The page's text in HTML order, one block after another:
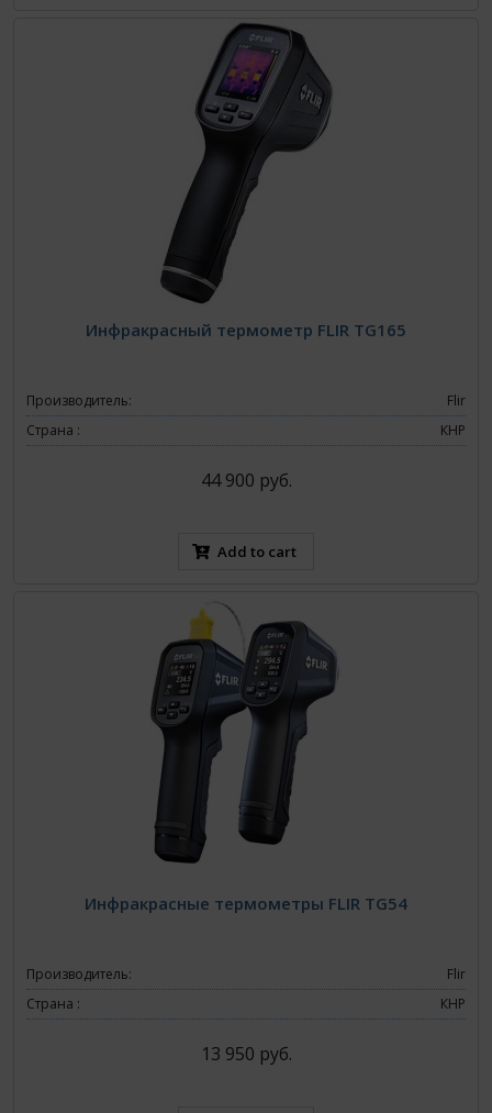
Инфракрасный термометр FLIR TG165
Производитель:
Flir
Страна :
КНР
44 900 руб.
Add to cart
Инфракрасные термометры FLIR TG54
Производитель:
Flir
Страна :
КНР
13 950 руб.